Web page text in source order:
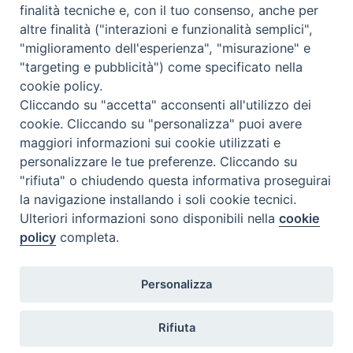
Come abbonarsi
Contatti
finalità tecniche e, con il tuo consenso, anche per
altre finalità ("interazioni e funzionalità semplici",
"miglioramento dell'esperienza", "misurazione" e
"targeting e pubblicità") come specificato nella
cookie policy.
Cliccando su "accetta" acconsenti all'utilizzo dei
cookie. Cliccando su "personalizza" puoi avere
maggiori informazioni sui cookie utilizzati e
personalizzare le tue preferenze. Cliccando su
"rifiuta" o chiudendo questa informativa proseguirai
la navigazione installando i soli cookie tecnici.
Ulteriori informazioni sono disponibili nellacookie
policy completa.
Personalizza
Rifiuta